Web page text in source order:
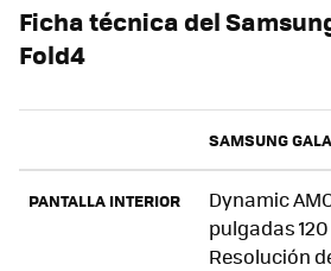
Ficha técnica del
Fold4
SAMSUNG
PANTALLA INTERIOR
Dynamic
pulgadas 120
Resolución